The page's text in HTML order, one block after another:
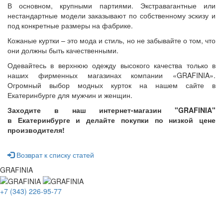
В основном, крупными партиями. Экстравагантные или
нестандартные модели заказывают по собственному эскизу и
под конкретные размеры на фабрике.
Кожаные куртки – это мода и стиль, но не забывайте о том, что
они должны быть качественными.
Одевайтесь в верхнюю одежду высокого качества только в
наших фирменных магазинах компании «GRAFINIA».
Огромный выбор модных курток на нашем сайте в
Екатеринбурге для мужчин и женщин.
Заходите в наш интернет-магазин "GRAFINIA"
в Екатеринбургеи делайте покупки по низкой цене
производителя!
Возврат к списку статей
GRAFINIA
+7 (343) 226-95-77